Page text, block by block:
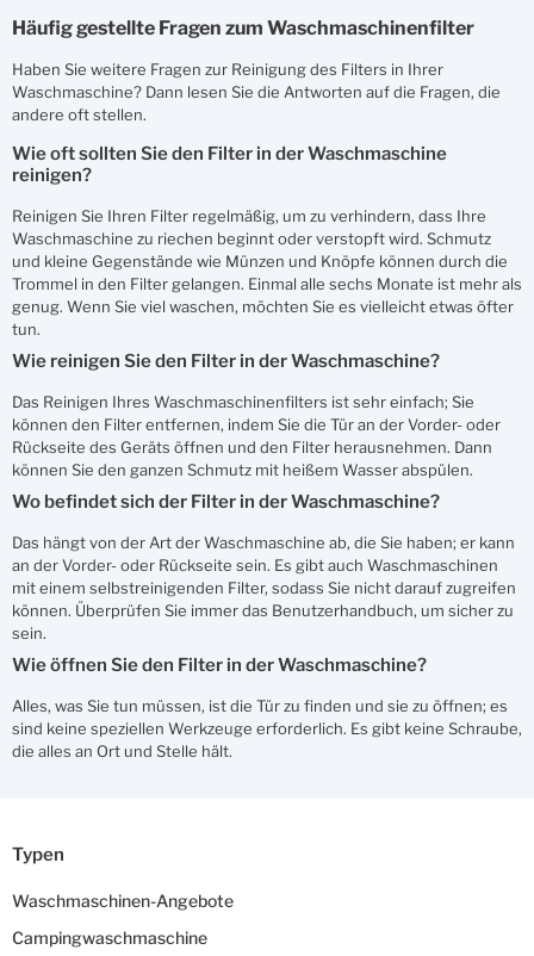
Häufig gestellte Fragen zum Waschmaschinenfilter
Haben Sie weitere Fragen zur Reinigung des Filters in Ihrer
Waschmaschine? Dann lesen Sie die Antworten auf die Fragen, die
andere oft stellen.
Wie oft sollten Sie den Filter in der Waschmaschine
reinigen?
Reinigen Sie Ihren Filter regelmäßig, um zu verhindern, dass Ihre
Waschmaschine zu riechen beginnt oder verstopft wird. Schmutz
und kleine Gegenstände wie Münzen und Knöpfe können durch die
Trommel in den Filter gelangen. Einmal alle sechs Monate ist mehr als
genug. Wenn Sie viel waschen, möchten Sie es vielleicht etwas öfter
tun.
Wie reinigen Sie den Filter in der Waschmaschine?
Das Reinigen Ihres Waschmaschinenfilters ist sehr einfach; Sie
können den Filter entfernen, indem Sie die Tür an der Vorder- oder
Rückseite des Geräts öffnen und den Filter herausnehmen. Dann
können Sie den ganzen Schmutz mit heißem Wasser abspülen.
Wo befindet sich der Filter in der Waschmaschine?
Das hängt von der Art der Waschmaschine ab, die Sie haben; er kann
an der Vorder- oder Rückseite sein. Es gibt auch Waschmaschinen
mit einem selbstreinigenden Filter, sodass Sie nicht darauf zugreifen
können. Überprüfen Sie immer das Benutzerhandbuch, um sicher zu
sein.
Wie öffnen Sie den Filter in der Waschmaschine?
Alles, was Sie tun müssen, ist die Tür zu finden und sie zu öffnen; es
sind keine speziellen Werkzeuge erforderlich. Es gibt keine Schraube,
die alles an Ort und Stelle hält.
Typen
Waschmaschinen-Angebote
Campingwaschmaschine